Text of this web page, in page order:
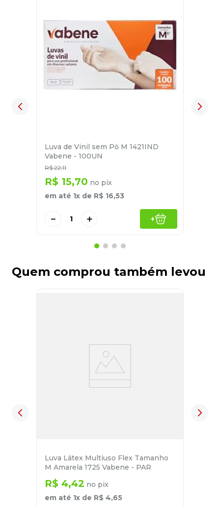
Luva de Vinil sem Pó M 1421IND
Vabene - 100UN
R$ 22,11
R$ 15,70 no pix
em até 1x de R$ 16,53
＋
－ +
Quem comprou também levou
Luva Látex Multiuso Flex Tamanho
M Amarela 1725 Vabene - PAR
R$ 4,42 no pix
em até 1x de R$ 4,65